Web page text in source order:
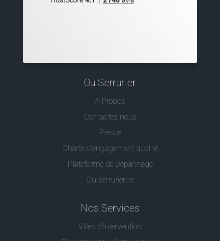
Ou Serrurier
A Propos
Contactez nous
Presse
Charte d’engagement qualité
Plateforme de Dépannage
Ou-serrurier.be
Nos Services
Villes d'intervention